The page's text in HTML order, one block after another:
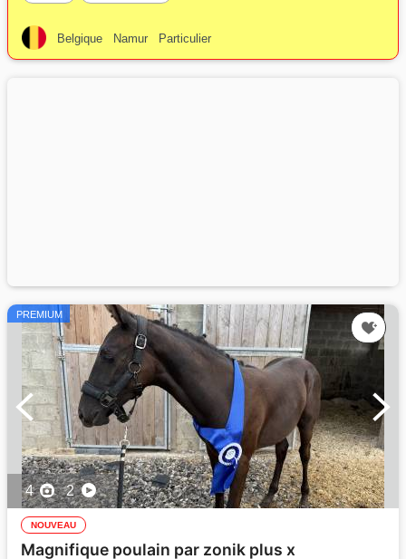
Belgique Namur Particulier
PREMIUM
4 2
NOUVEAU
Magnifique poulain par zonik plus x